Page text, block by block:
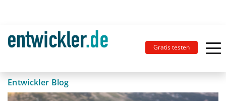
Gratis testen
Entwickler Blog